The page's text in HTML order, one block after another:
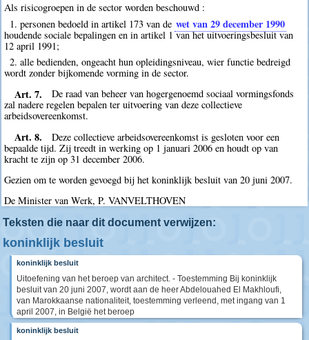
Als risicogroepen in de sector worden beschouwd :
1. personen bedoeld in artikel 173 van de wet van 29 december 1990
houdende sociale bepalingen en in artikel 1 van het uitvoeringsbesluit van
12 april 1991;
2. alle bedienden, ongeacht hun opleidingsniveau, wier functie bedreigd
wordt zonder bijkomende vorming in de sector.
Art. 7.
De raad van beheer van hogergenoemd sociaal vormingsfonds
zal nadere regelen bepalen ter uitvoering van deze collectieve
arbeidsovereenkomst.
Art. 8.
Deze collectieve arbeidsovereenkomst is gesloten voor een
bepaalde tijd. Zij treedt in werking op 1 januari 2006 en houdt op van
kracht te zijn op 31 december 2006.
Gezien om te worden gevoegd bij het koninklijk besluit van 20 juni 2007.
De Minister van Werk, P. VANVELTHOVEN
Teksten die naar dit document verwijzen:
koninklijk besluit
koninklijk besluit
Uitoefening van het beroep van architect. - Toestemming Bij koninklijk
besluit van 20 juni 2007, wordt aan de heer Abdelouahed El Makhloufi,
van Marokkaanse nationaliteit, toestemming verleend, met ingang van 1
april 2007, in België het beroep
koninklijk besluit